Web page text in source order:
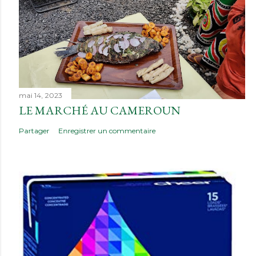
mai 14, 2023
LE MARCHÉ AU CAMEROUN
Partager Enregistrer un commentaire